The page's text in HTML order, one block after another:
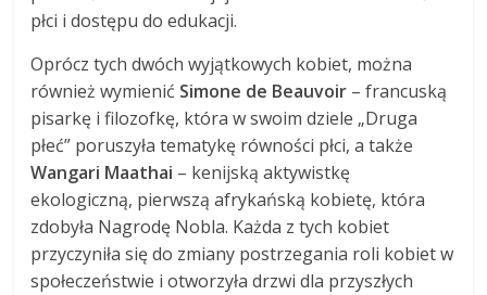
płci i dostępu do edukacji.
Oprócz tych dwóch wyjątkowych kobiet, można
również wymienić Simone de Beauvoir – francuską
pisarkę i filozofkę, która w swoim dziele „Druga
płeć” poruszyła tematykę równości płci, a także
Wangari Maathai – kenijską aktywistkę
ekologiczną, pierwszą afrykańską kobietę, która
zdobyła Nagrodę Nobla. Każda z tych kobiet
przyczyniła się do zmiany postrzegania roli kobiet w
społeczeństwie i otworzyła drzwi dla przyszłych